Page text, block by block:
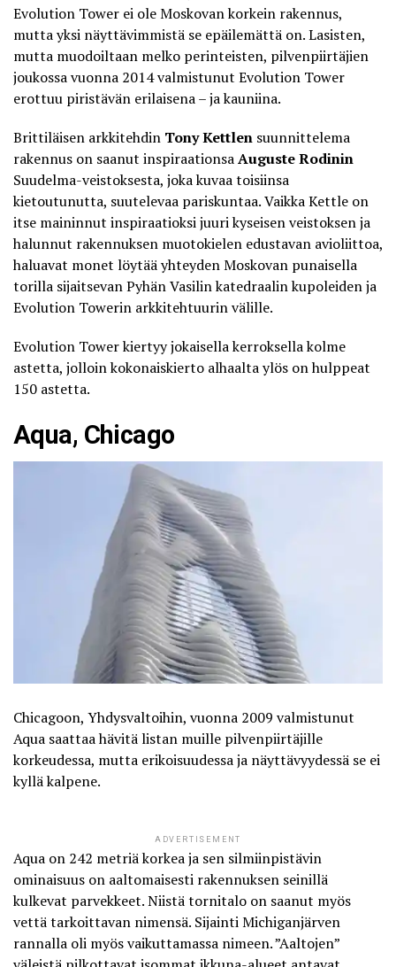
Evolution Tower ei ole Moskovan korkein rakennus,
mutta yksi näyttävimmistä se epäilemättä on. Lasisten,
mutta muodoiltaan melko perinteisten, pilvenpiirtäjien
joukossa vuonna 2014 valmistunut Evolution Tower
erottuu piristävän erilaisena – ja kauniina.
Brittiläisen arkkitehdin Tony Kettlen suunnittelema
rakennus on saanut inspiraationsaAuguste Rodinin
Suudelma-veistoksesta, joka kuvaa toisiinsa
kietoutunutta, suutelevaa pariskuntaa. Vaikka Kettle on
itse maininnut inspiraatioksi juuri kyseisen veistoksen ja
halunnut rakennuksen muotokielen edustavan avioliittoa,
haluavat monet löytää yhteyden Moskovan punaisella
torilla sijaitsevanPyhän Vasilin katedraalin kupoleidenja
Evolution Towerin arkkitehtuurin välille.
Evolution Tower kiertyy jokaisella kerroksella kolme
astetta, jolloin kokonaiskierto alhaalta ylös on hulppeat
150 astetta.
Aqua, Chicago
Chicagoon, Yhdysvaltoihin, vuonna 2009 valmistunut
Aqua saattaa hävitä listan muille pilvenpiirtäjille
korkeudessa, mutta erikoisuudessa ja näyttävyydessä se ei
kyllä kalpene.
ADVERTISEMENT
Aqua on 242 metriä korkea ja sen silmiinpistävin
ominaisuus on aaltomaisesti rakennuksen seinillä
kulkevat parvekkeet. Niistä tornitalo on saanut myös
vettä tarkoittavan nimensä. Sijainti Michiganjärven
rannalla oli myös vaikuttamassa nimeen. ”Aaltojen”